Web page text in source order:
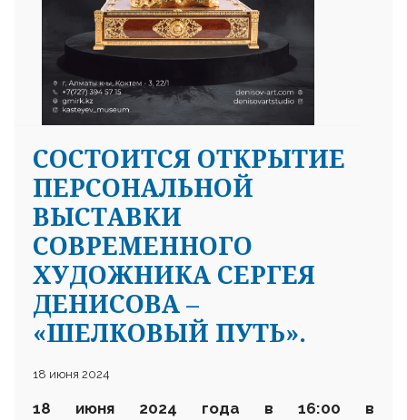
СОСТОИТСЯ ОТКРЫТИЕ
ПЕРСОНАЛЬНОЙ
ВЫСТАВКИ
СОВРЕМЕННОГО
ХУДОЖНИКА СЕРГЕЯ
ДЕНИСОВА –
«ШЕЛКОВЫЙ ПУТЬ».
18 июня 2024
18 июня 2024 года в 16:00 в